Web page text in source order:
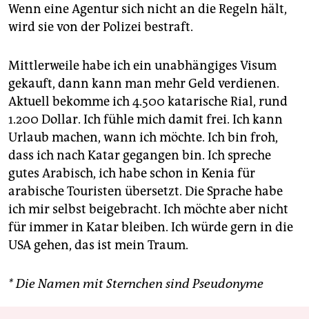
Wenn eine Agentur sich nicht an die Regeln hält,
wird sie von der Polizei bestraft.
Mittlerweile habe ich ein unabhängiges Visum
gekauft, dann kann man mehr Geld verdienen.
Aktuell bekomme ich 4.500 katarische Rial, rund
1.200 Dollar. Ich fühle mich damit frei. Ich kann
Urlaub machen, wann ich möchte. Ich bin froh,
dass ich nach Katar gegangen bin. Ich spreche
gutes Arabisch, ich habe schon in Kenia für
arabische Touristen übersetzt. Die Sprache habe
ich mir selbst beigebracht. Ich möchte aber nicht
für immer in Katar bleiben. Ich würde gern in die
USA gehen, das ist mein Traum.
* Die Namen mit Sternchen sind Pseudonyme